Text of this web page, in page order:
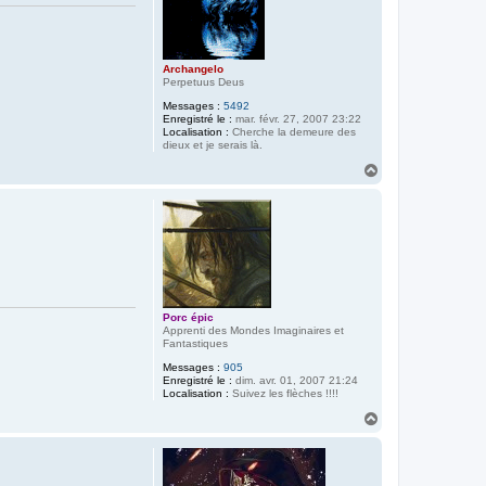
Archangelo
Perpetuus Deus
Messages : 5492
Enregistré le : mar. févr. 27, 2007 23:22
Localisation : Cherche la demeure des
dieux et je serais là.
Porc épic
Apprenti des Mondes Imaginaires et
Fantastiques
Messages : 905
Enregistré le : dim. avr. 01, 2007 21:24
Localisation : Suivez les flèches !!!!